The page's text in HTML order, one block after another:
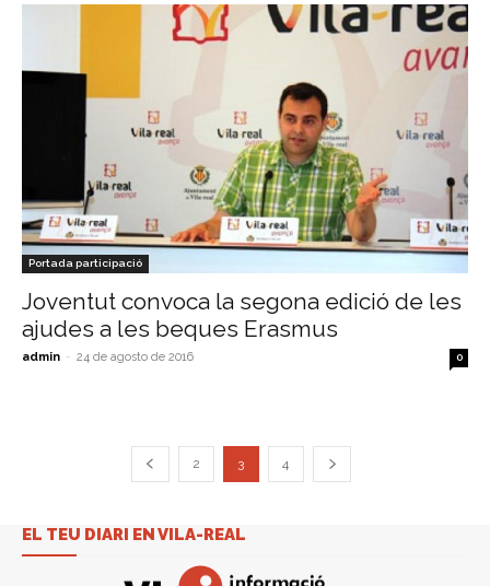
Portada participació
Joventut convoca la segona edició de les
ajudes a les beques Erasmus
admin - 24 de agosto de 2016 0
2 3 4
EL TEU DIARI EN VILA-REAL